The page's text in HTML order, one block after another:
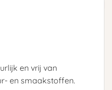
en vrij van
en smaakstoffen.